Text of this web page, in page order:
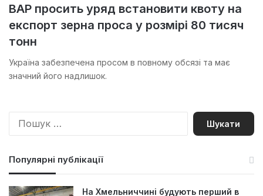
ВАР просить уряд встановити квоту на
експорт зерна проса у розмірі 80 тисяч
тонн
Україна забезпечена просом в повному обсязі та має
значний його надлишок.
П
Популярні публікації
На Хмельниччині будують перший в